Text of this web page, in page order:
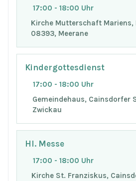
17:00 - 18:00 Uhr
Kirche Mutterschaft Mariens,
08393, Meerane
Kindergottesdienst
17:00 - 18:00 Uhr
Gemeindehaus, Cainsdorfer
Zwickau
Hl. Messe
17:00 - 18:00 Uhr
Kirche St. Franziskus,